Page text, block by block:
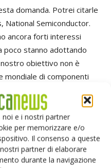
noi e i nostri partner
per memorizzare e/o
Il consenso a queste
partner di elaborare
durante la navigazione
domanda. Potrei citarle
National Semiconductor.
ancora forti interessi
poco stanno adottando
obiettivo non è
di componenti
essere il migliore,
top. E questo ci
a mantenere la
È una spirale
che non abbiamo
nessuno abbia fatto una